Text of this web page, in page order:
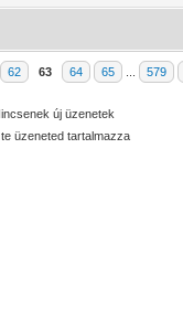
62 63 64 65 579
új üzenetek
te üzeneted tartalmazza